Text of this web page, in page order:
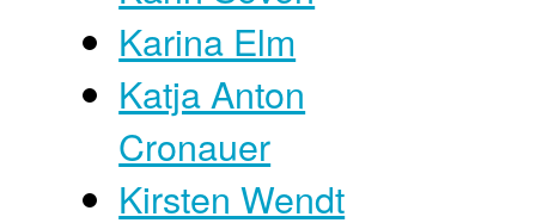
Karina Elm
Katja Anton
Cronauer
Kirsten Wendt